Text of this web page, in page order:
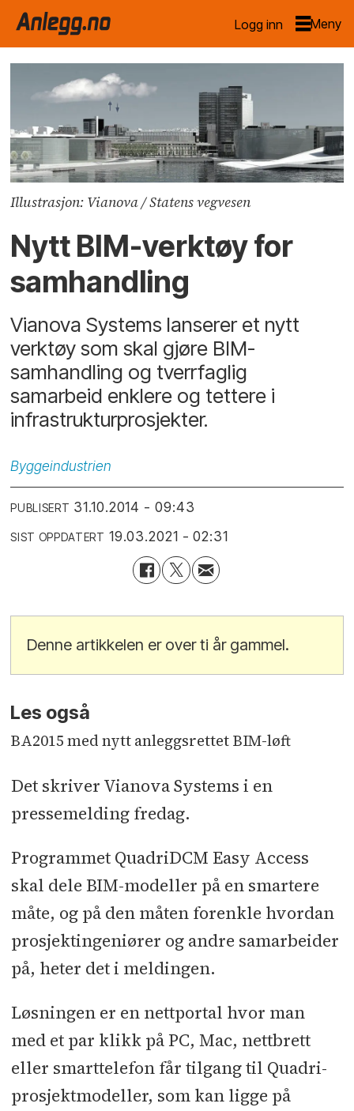
Logg inn
Illustrasjon: Vianova / Statens vegvesen
Nytt BIM-verktøy for
samhandling
Vianova Systems lanserer et nytt
verktøy som skal gjøre BIM-
samhandling og tverrfaglig
samarbeid enklere og tettere i
infrastrukturprosjekter.
Byggeindustrien
PUBLISERT 31.10.2014 - 09:43
SIST OPPDATERT 19.03.2021 - 02:31
Denne artikkelen er over ti år gammel.
Les også
BA2015 med nytt anleggsrettet BIM-løft
Det skriver Vianova Systems i en
pressemelding fredag.
Programmet QuadriDCM Easy Access
skal dele BIM-modeller på en smartere
måte, og på den måten forenkle hvordan
prosjektingeniører og andre samarbeider
på, heter det i meldingen.
Løsningen er en nettportal hvor man
med et par klikk på PC, Mac, nettbrett
eller smarttelefon får tilgang til Quadri-
prosjektmodeller, som kan ligge på